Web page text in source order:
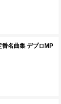
名曲集 デプロMP